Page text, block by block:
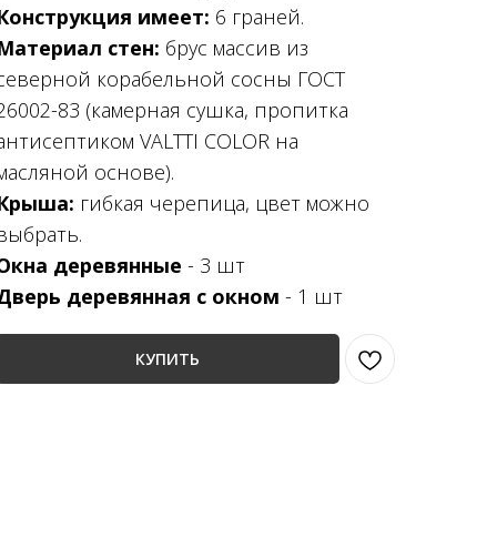
имеет: 6 граней.
стен: брус массив из
корабельной сосны ГОСТ
83 (камерная сушка, пропитка
VALTTI COLOR на
основе).
гибкая черепица, цвет можно
деревянные - 3 шт
деревянная с окном - 1 шт
КУПИТЬ